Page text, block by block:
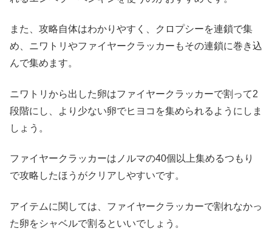
また、攻略自体はわかりやすく、クロプシーを連鎖で集
め、ニワトリやファイヤークラッカーもその連鎖に巻き込
んで集めます。
ニワトリから出した卵はファイヤークラッカーで割って2
段階にし、より少ない卵でヒヨコを集められるようにしま
しょう。
ファイヤークラッカーはノルマの40個以上集めるつもり
で攻略したほうがクリアしやすいです。
アイテムに関しては、ファイヤークラッカーで割れなかっ
た卵をシャベルで割るといいでしょう。